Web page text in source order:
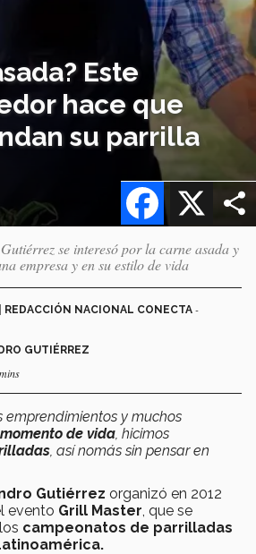
Este
hace que
su parrilla
X
Facebook
se interesó por la carne asada y
empresa y en su estilo de vida
REDACCIÓN NACIONAL CONECTA -
GUTIÉRREZ
emprendimientos y muchos
de vida , hicimos
, así nomás sin pensar en
Gutiérrez organizó en 2012
evento Grill Master , que se
campeonatos de parrilladas